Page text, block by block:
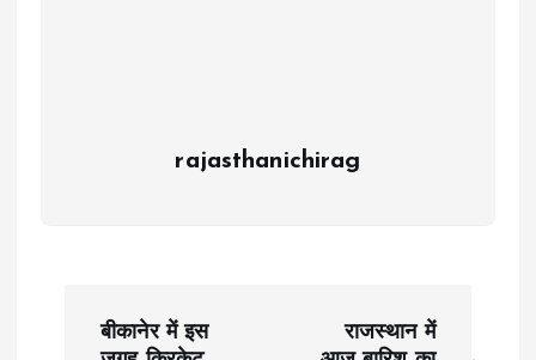
rajasthanichirag
बीकानेर में इस
राजस्थान में